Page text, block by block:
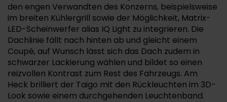
den engen Verwandten des Konzerns, beispielsweise
im breiten Kühlergrill sowie der Möglichkeit, Matrix-
LED-Scheinwerfer alias IQ Light zu integrieren. Die
Dachlinie fällt nach hinten ab und gleicht einem
Coupé, auf Wunsch lässt sich das Dach zudem in
schwarzer Lackierung wählen und bildet so einen
reizvollen Kontrast zum Rest des Fahrzeugs. Am
Heck brilliert der Taigo mit den Rückleuchten im 3D-
Look sowie einem durchgehenden Leuchtenband.